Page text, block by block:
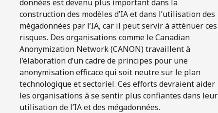
données est devenu plus important dans la
construction des modèles d’IA et dans l’utilisation des
mégadonnées par l’IA, car il peut servir à atténuer ces
risques. Des organisations comme le Canadian
Anonymization Network (CANON) travaillent à
l’élaboration d’un cadre de principes pour une
anonymisation efficace qui soit neutre sur le plan
technologique et sectoriel. Ces efforts devraient aider
les organisations à se sentir plus confiantes dans leur
utilisation de l’IA et des mégadonnées.